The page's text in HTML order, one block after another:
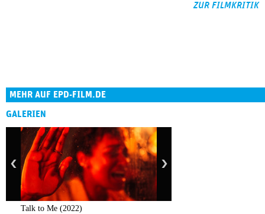
ZUR FILMKRITIK
MEHR AUF EPD-FILM.DE
GALERIEN
Talk to Me (2022)